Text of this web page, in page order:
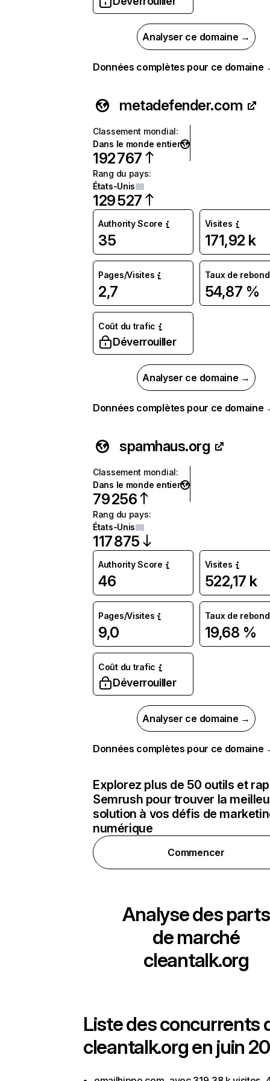
Analyser ce domaine →
Données complètes pour ce domaine
metadefender.com
Classement mondial:
Dans le monde entier
192 767
Rang du pays:
États-Unis
129 527
Authority Score
35
Visites
171,92 k
Pages/Visites
2,7
Taux de rebond
54,87 %
Coût du trafic
Déverrouiller
Analyser ce domaine →
Données complètes pour ce domaine
spamhaus.org
Classement mondial:
Dans le monde entier
79 256
Rang du pays:
États-Unis
117 875
Authority Score
46
Visites
522,17 k
Pages/Visites
9,0
Taux de rebond
19,68 %
Coût du trafic
Déverrouiller
Analyser ce domaine →
Données complètes pour ce domaine
Explorez plus de 50 outils et
Semrush pour trouver la
solution à vos défis de
numérique
Commencer
Analyse des parts
de marché
cleantalk.org
Liste des concurrents
cleantalk.org en juin